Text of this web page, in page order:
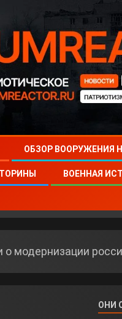
ОБЗОР ВООРУЖЕНИЯ
ВОЕННАЯ
модернизации
ОНИ